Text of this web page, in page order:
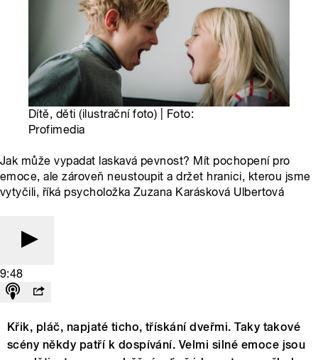
Dítě, děti (ilustrační foto) | Foto:
Profimedia
Jak může vypadat laskavá pevnost? Mít pochopení pro
emoce, ale zároveň neustoupit a držet hranici, kterou jsme
vytyčili, říká psycholožka Zuzana Karásková Ulbertová
9:48
Křik, pláč, napjaté ticho, třískání dveřmi. Taky takové
scény někdy patří k dospívání. Velmi silné emoce jsou